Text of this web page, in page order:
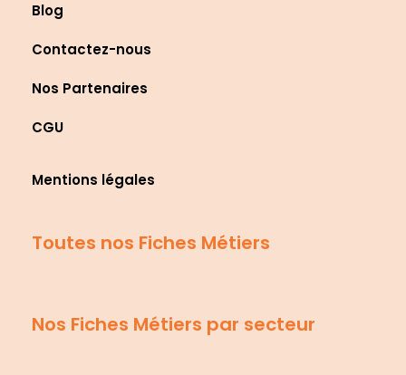
Blog
Contactez-nous
Nos Partenaires
CGU
Mentions légales
Toutes nos Fiches Métiers
Nos Fiches Métiers par secteur